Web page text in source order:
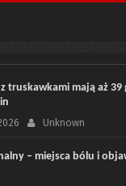
truskawkami mają aż 39
Unknown
– miejsca bólu i